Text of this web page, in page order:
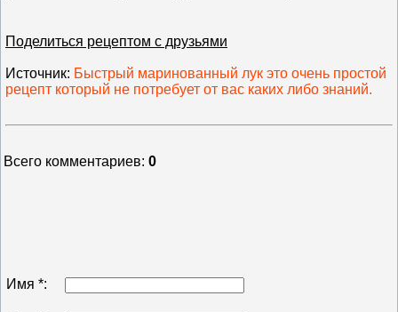
Поделиться рецептом с друзьями
Источник: Быстрый маринованный лук это очень простой
рецепт который не потребует от вас каких либо знаний.
Всего комментариев: 0
Имя *: